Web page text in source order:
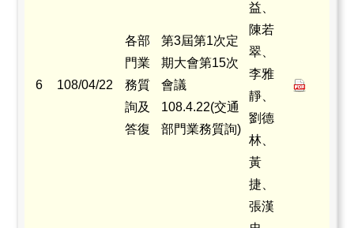
6 108/04/22
各部
門業
務質
詢及
答復
第3屆第1次定
期大會第15次
會議
108.4.22(交通
部門業務質詢)
益、
陳若
翠、
李雅
靜、
劉德
林、
黃
捷、
張漢